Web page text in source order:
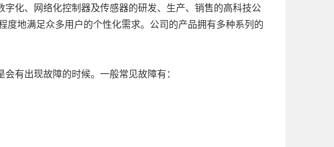
化、网络化控制器及传感器的研发、生产、销售的高科技公
地满足众多用户的个性化需求。公司的产品拥有多种系列的
有出现故障的时候。一般常见故障有：